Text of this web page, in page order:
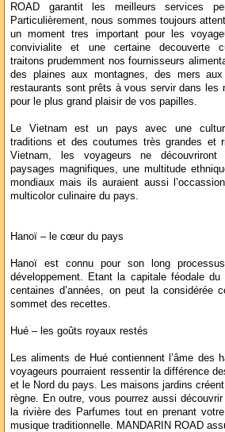
ROAD garantit les meilleurs services
Particulièrement, nous sommes toujours
un moment tres important pour les
convivialite et une certaine decouverte
traitons prudemment nos fournisseurs
des plaines aux montagnes, des mers
restaurants sont prêts à vous servir dans les
pour le plus grand plaisir de vos papilles.
Le Vietnam est un pays avec une
traditions et des coutumes très grandes et
Vietnam, les voyageurs ne
paysages magnifiques, une multitude
mondiaux mais ils auraient aussi
multicolor culinaire du pays.
Hanoï – le cœur du pays
Hanoï est connu pour son long
développement. Etant la capitale féodale du
centaines d’années, on peut la considérée
sommet des recettes.
Hué – les goûts royaux restés
Les aliments de Hué contiennent l’âme des
voyageurs pourraient ressentir la différence
et le Nord du pays. Les maisons jardins
règne. En outre, vous pourrez aussi
la rivière des Parfumes tout en prenant
musique traditionnelle. MANDARIN ROAD